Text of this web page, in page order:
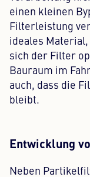
einen kleinen
Filterleistung
ideales
sich der Filter
Bauraum im
auch, dass die
bleibt.
Entwicklung
Neben